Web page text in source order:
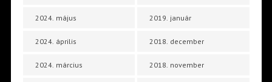
2024. május
2024. április
2024. március
2019. január
2018. december
2018. november